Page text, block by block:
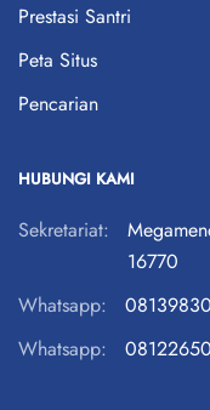
Prestasi Santri
Peta Situs
Pencarian
HUBUNGI KAMI
Sekretariat:
16770
Whatsapp:
Whatsapp: